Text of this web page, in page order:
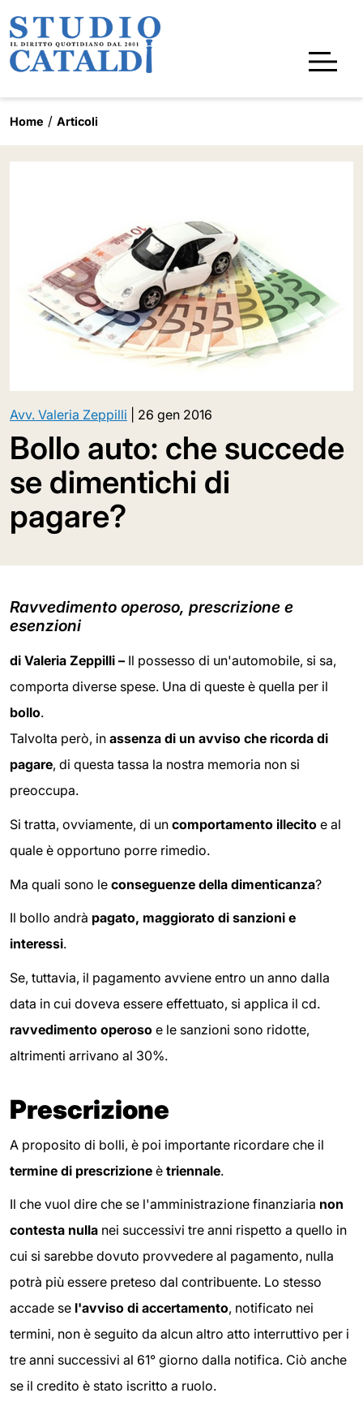
Home Articoli
Avv. Valeria Zeppilli 26 gen 2016
Bollo auto: che succede
se dimentichi di
pagare?
Ravvedimento operoso, prescrizione e
esenzioni
di Valeria Zeppilli – Il possesso di un'automobile, si sa,
comporta diverse spese. Una di queste è quella per il
bollo.
Talvolta però, in assenza di un avviso che ricorda di
pagare, di questa tassa la nostra memoria non si
preoccupa.
Si tratta, ovviamente, di un comportamento illecito e al
quale è opportuno porre rimedio.
Ma quali sono le conseguenze della dimenticanza?
Il bollo andrà pagato, maggiorato di sanzioni e
interessi.
Se, tuttavia, il pagamento avviene entro un anno dalla
data in cui doveva essere effettuato, si applica il cd.
ravvedimento operoso e le sanzioni sono ridotte,
altrimenti arrivano al 30%.
Prescrizione
A proposito di bolli, è poi importante ricordare che il
termine di prescrizione è triennale.
Il che vuol dire che se l'amministrazione finanziaria non
contesta nulla nei successivi tre anni rispetto a quello in
cui si sarebbe dovuto provvedere al pagamento, nulla
potrà più essere preteso dal contribuente. Lo stesso
accade se l'avviso di accertamento, notificato nei
termini, non è seguito da alcun altro atto interruttivo per i
tre anni successivi al 61° giorno dalla notifica. Ciò anche
se il credito è stato iscritto a ruolo.